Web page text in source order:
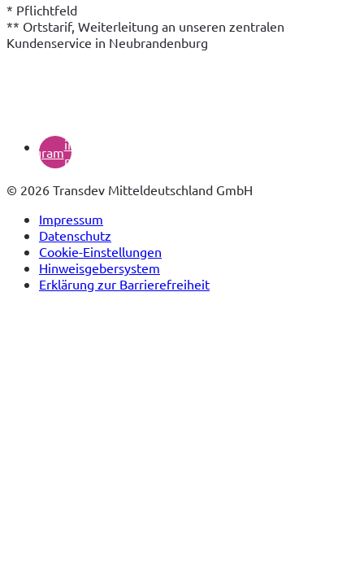
* Pflichtfeld
** Ortstarif, Weiterleitung an unseren zentralen
Kundenservice in Neubrandenburg
instagramin
neuem
© 2026 Transdev Mitteldeutschland GmbH
Impressum
Datenschutz
Cookie-Einstellungen
Hinweisgebersystem
Erklärung zur Barrierefreiheit